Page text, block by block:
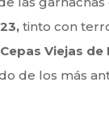
tinto con
Viejas de
de los más